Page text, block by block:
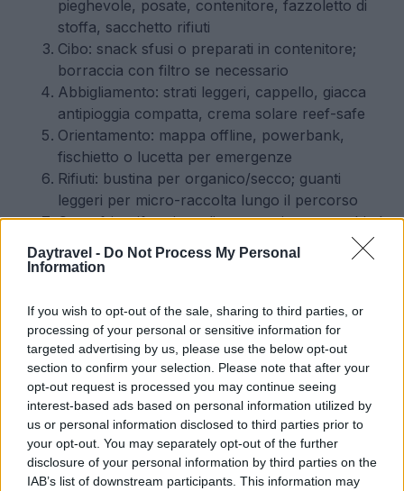
Daytravel - Do Not Process My Personal
Information
If you wish to opt-out of the sale, sharing to third parties, or
processing of your personal or sensitive information for
targeted advertising by us, please use the below opt-out
section to confirm your selection. Please note that after your
opt-out request is processed you may continue seeing
interest-based ads based on personal information utilized by
us or personal information disclosed to third parties prior to
your opt-out. You may separately opt-out of the further
disclosure of your personal information by third parties on the
IAB’s list of downstream participants. This information may
pieghevole, posate, contenitore, fazzoletto di
stoffa, sacchetto rifiuti
Cibo: snack sfusi o preparati in contenitore;
borraccia con filtro se necessario
Abbigliamento: strati leggeri, cappello, giacca
antipioggia compatta, crema solare reef-safe
Orientamento: mappa offline, powerbank,
fischietto o lucetta per emergenze
Rifiuti: bustina per organico/secco; guanti
leggeri per micro-raccolta lungo il percorso
Casa: frigorifero in ordine per evitare sprechi al
rientro; luci e standby disattivati
trovare alternative green
Le app giuste semplificano confronti e scelte. Per
stimare laCO₂dei trasporti: myclimatee atmosfair
offrono calcolatori dettagliati per modalità e
distanza;Carbon Footprintpropone stime rapide;
TrainlineeOmioindicano spesso le emissioni per
tratta, utili per confrontare treno, bus e auto. Per la